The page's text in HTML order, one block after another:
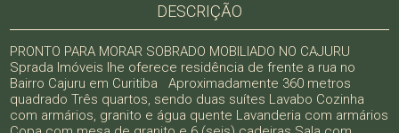
DESCRIÇÃO
PRONTO PARA MORAR SOBRADO MOBILIADO NO CAJURU
Sprada Imóveis lhe oferece residência de frente a rua no
Bairro Cajuru em Curitiba Aproximadamente 360 metros
quadrado Três quartos, sendo duas suítes Lavabo Cozinha
com armários, granito e água quente Lavanderia com armários